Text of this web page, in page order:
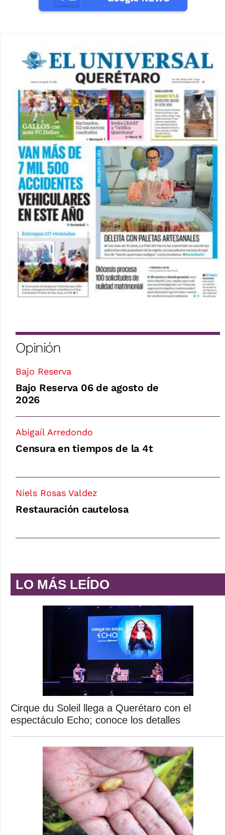
Opinión
Bajo Reserva
Bajo Reserva 06 de agosto de
2026
Abigaíl Arredondo
Censura en tiempos de la 4t
Niels Rosas Valdez
Restauración cautelosa
LO MÁS LEÍDO
Cirque du Soleil llega a Querétaro con el
espectáculo Echo; conoce los detalles